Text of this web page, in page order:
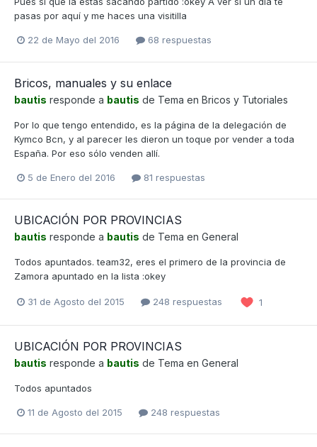
pasas por aquí y me haces una visitilla
22 de Mayo del 2016 68 respuestas
Bricos, manuales y su enlace
bautis responde a bautis de Tema en Bricos y Tutoriales
Por lo que tengo entendido, es la página de la delegación de
Kymco Bcn, y al parecer les dieron un toque por vender a toda
España. Por eso sólo venden allí.
5 de Enero del 2016 81 respuestas
UBICACIÓN POR PROVINCIAS
bautis responde a bautis de Tema en General
Todos apuntados. team32, eres el primero de la provincia de
Zamora apuntado en la lista :okey
31 de Agosto del 2015 248 respuestas 1
UBICACIÓN POR PROVINCIAS
bautis responde a bautis de Tema en General
Todos apuntados
11 de Agosto del 2015 248 respuestas